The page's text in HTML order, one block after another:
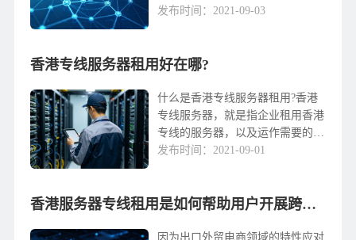
络可以根据内部网传送数据进而达
到香港直达不但可以...
发布时间：2021-09-03
香港专线服务器租用好在哪?
什么是香港专线服务器租用?香港
专线服务器，就是指企业租用香港
专线的服务器，以及运作需要的电
力工程、网络、数据信息测算和储
香港专线服务器服务项...
发布时间：2021-09-01
香港服务器专线租用是如何帮助用户开展跨境电商业务的?
因为出口外贸电商领域的特性应对